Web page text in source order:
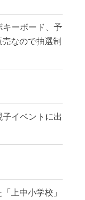
ーボード、予
なので抽選制
イベントに出
上中小学校」